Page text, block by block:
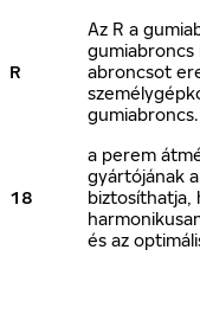
R
Az R a
gumiabroncs
abroncsot
gumiabroncs.
18
a perem
gyártójának
biztosíthatja,
és az